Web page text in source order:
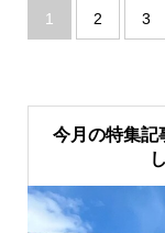
1 2 3
今月の特集